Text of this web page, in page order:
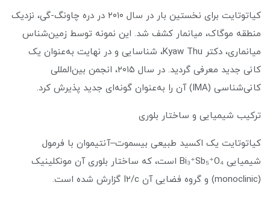
کیاتوتایت برای نخستین بار در سال ۲۰۱۰ در دره چاونگ-گی، نزدیک
منطقه موگاک، میانمار کشف شد. این نمونه توسط زمین‌شناس
میانماری، دکتر Kyaw Thu، شناسایی و در نهایت به‌عنوان یک
کانی جدید معرفی گردید. در سال ۲۰۱۵، انجمن بین‌المللی
کانی‌شناسی (IMA) آن را به‌عنوان گونه‌ای جدید پذیرش کرد.
ترکیب شیمیایی و ساختار بلوری
کیاتوتایت یک اکسید طبیعی بیسموت–آنتیموان با فرمول
شیمیایی Bi₃⁺Sb₅⁺O₄ است، که ساختار بلوری آن مونکلینیک
(monoclinic) و گروه فضایی آن I2/c گزارش شده است.